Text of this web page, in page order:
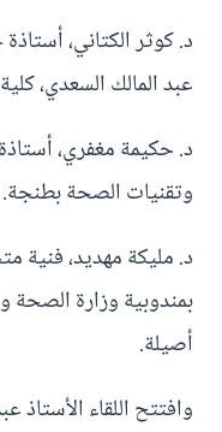
د. كوثر الكتاني،
عبد المالك السعدي،
د. حكيمة مغفري،
وتقنيات الصحة بطنجة.
د. مليكة مهديد، فنية
بمندوبية وزارة الصحة
أصيلة.
وافتتح اللقاء الأستاذ